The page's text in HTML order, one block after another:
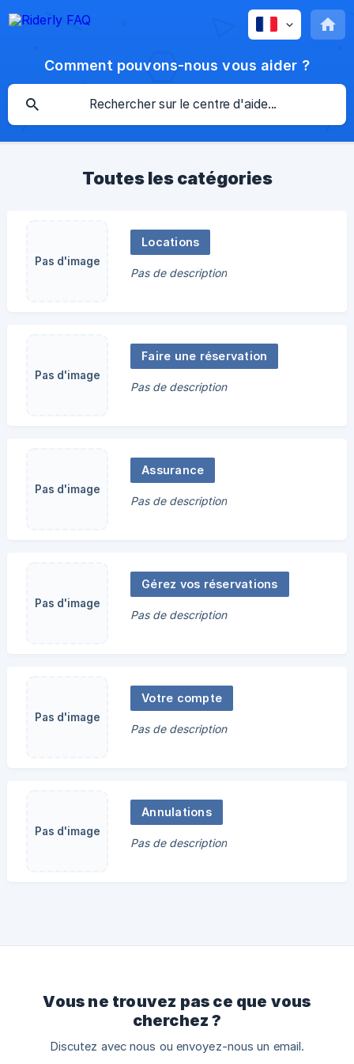
Comment pouvons-nous vous aider ?
Toutes les catégories
Pas d'image
Locations
Pas de description
Pas d'image
Faire une réservation
Pas de description
Pas d'image
Assurance
Pas de description
Pas d'image
Gérez vos réservations
Pas de description
Pas d'image
Votre compte
Pas de description
Pas d'image
Annulations
Pas de description
Vous ne trouvez pas ce que vous
cherchez ?
Discutez avec nous ou envoyez-nous un email.